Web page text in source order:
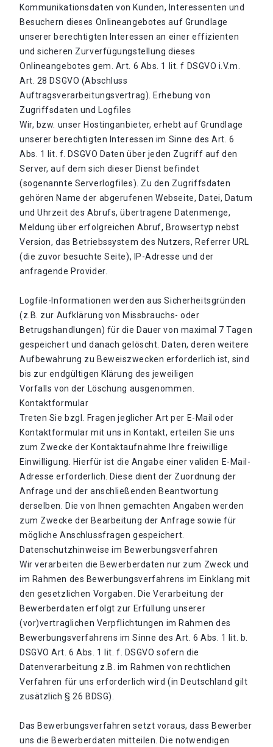
Kommunikationsdaten von Kunden, Interessenten und
Besuchern dieses Onlineangebotes auf Grundlage
unserer berechtigten Interessen an einer effizienten
und sicheren Zurverfügungstellung dieses
Onlineangebotes gem. Art. 6 Abs. 1 lit. f DSGVO i.V.m.
Art. 28 DSGVO (Abschluss
Auftragsverarbeitungsvertrag). Erhebung von
Zugriffsdaten und Logfiles
Wir, bzw. unser Hostinganbieter, erhebt auf Grundlage
unserer berechtigten Interessen im Sinne des Art. 6
Abs. 1 lit. f. DSGVO Daten über jeden Zugriff auf den
Server, auf dem sich dieser Dienst befindet
(sogenannte Serverlogfiles). Zu den Zugriffsdaten
gehören Name der abgerufenen Webseite, Datei, Datum
und Uhrzeit des Abrufs, übertragene Datenmenge,
Meldung über erfolgreichen Abruf, Browsertyp nebst
Version, das Betriebssystem des Nutzers, Referrer URL
(die zuvor besuchte Seite), IP-Adresse und der
anfragende Provider.
Logfile-Informationen werden aus Sicherheitsgründen
(z.B. zur Aufklärung von Missbrauchs- oder
Betrugshandlungen) für die Dauer von maximal 7 Tagen
gespeichert und danach gelöscht. Daten, deren weitere
Aufbewahrung zu Beweiszwecken erforderlich ist, sind
bis zur endgültigen Klärung des jeweiligen
Vorfalls von der Löschung ausgenommen.
Kontaktformular
Treten Sie bzgl. Fragen jeglicher Art per E-Mail oder
Kontaktformular mit uns in Kontakt, erteilen Sie uns
zum Zwecke der Kontaktaufnahme Ihre freiwillige
Einwilligung. Hierfür ist die Angabe einer validen E-Mail-
Adresse erforderlich. Diese dient der Zuordnung der
Anfrage und der anschließenden Beantwortung
derselben. Die von Ihnen gemachten Angaben werden
zum Zwecke der Bearbeitung der Anfrage sowie für
mögliche Anschlussfragen gespeichert.
Datenschutzhinweise im Bewerbungsverfahren
Wir verarbeiten die Bewerberdaten nur zum Zweck und
im Rahmen des Bewerbungsverfahrens im Einklang mit
den gesetzlichen Vorgaben. Die Verarbeitung der
Bewerberdaten erfolgt zur Erfüllung unserer
(vor)vertraglichen Verpflichtungen im Rahmen des
Bewerbungsverfahrens im Sinne des Art. 6 Abs. 1 lit. b.
DSGVO Art. 6 Abs. 1 lit. f. DSGVO sofern die
Datenverarbeitung z.B. im Rahmen von rechtlichen
Verfahren für uns erforderlich wird (in Deutschland gilt
zusätzlich § 26 BDSG).
Das Bewerbungsverfahren setzt voraus, dass Bewerber
uns die Bewerberdaten mitteilen. Die notwendigen